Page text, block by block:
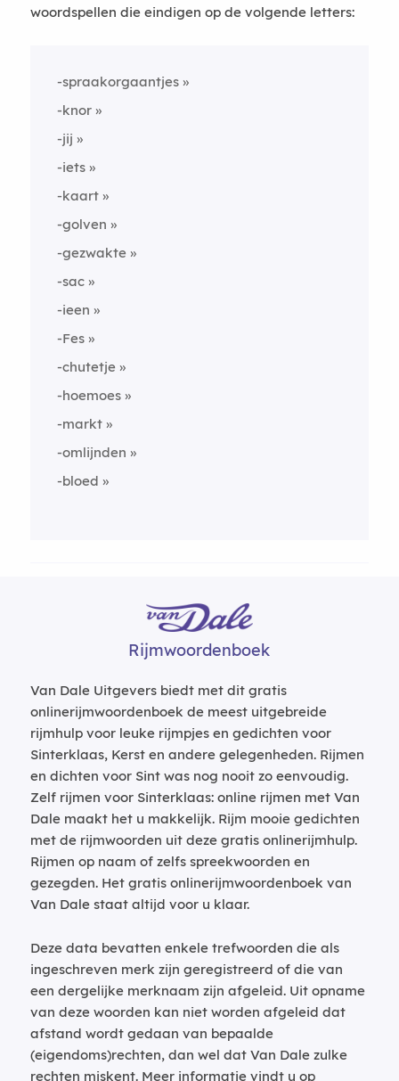
woordspellen die eindigen op de volgende letters:
-spraakorgaantjes
-knor
-jij
-iets
-kaart
-golven
-gezwakte
-sac
-ieen
-Fes
-chutetje
-hoemoes
-markt
-omlijnden
-bloed
Rijmwoordenboek
Van Dale Uitgevers biedt met dit gratis
onlinerijmwoordenboek de meest uitgebreide
rijmhulp voor leuke rijmpjes en gedichten voor
Sinterklaas, Kerst en andere gelegenheden. Rijmen
en dichten voor Sint was nog nooit zo eenvoudig.
Zelf rijmen voor Sinterklaas: online rijmen met Van
Dale maakt het u makkelijk. Rijm mooie gedichten
met de rijmwoorden uit deze gratis onlinerijmhulp.
Rijmen op naam of zelfs spreekwoorden en
gezegden. Het gratis onlinerijmwoordenboek van
Van Dale staat altijd voor u klaar.
Deze data bevatten enkele trefwoorden die als
ingeschreven merk zijn geregistreerd of die van
een dergelijke merknaam zijn afgeleid. Uit opname
van deze woorden kan niet worden afgeleid dat
afstand wordt gedaan van bepaalde
(eigendoms)rechten, dan wel dat Van Dale zulke
rechten miskent. Meer informatie vindt u op